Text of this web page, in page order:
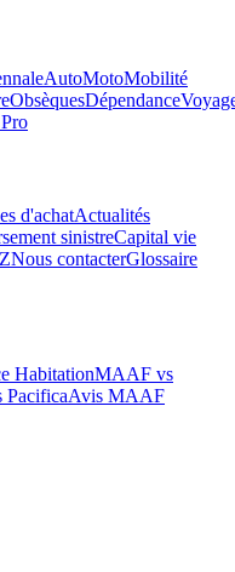
AutoMotoMobilité
ObsèquesDépendance
d'achatActualités
sinistreCapital vie
Nous contacterGlossaire
HabitationMAAF vs
PacificaAvis MAAF